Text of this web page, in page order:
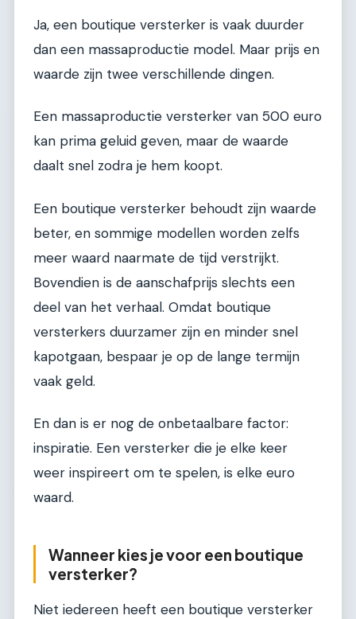
Ja, een boutique versterker is vaak duurder
dan een massaproductie model. Maar prijs en
waarde zijn twee verschillende dingen.
Een massaproductie versterker van 500 euro
kan prima geluid geven, maar de waarde
daalt snel zodra je hem koopt.
Een boutique versterker behoudt zijn waarde
beter, en sommige modellen worden zelfs
meer waard naarmate de tijd verstrijkt.
Bovendien is de aanschafprijs slechts een
deel van het verhaal. Omdat boutique
versterkers duurzamer zijn en minder snel
kapotgaan, bespaar je op de lange termijn
vaak geld.
En dan is er nog de onbetaalbare factor:
inspiratie. Een versterker die je elke keer
weer inspireert om te spelen, is elke euro
waard.
Wanneer kies je voor een boutique
versterker?
Niet iedereen heeft een boutique versterker